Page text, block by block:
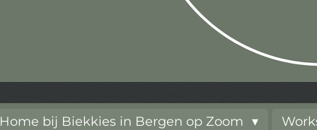
Home bij Biekkies in Bergen op Zoom